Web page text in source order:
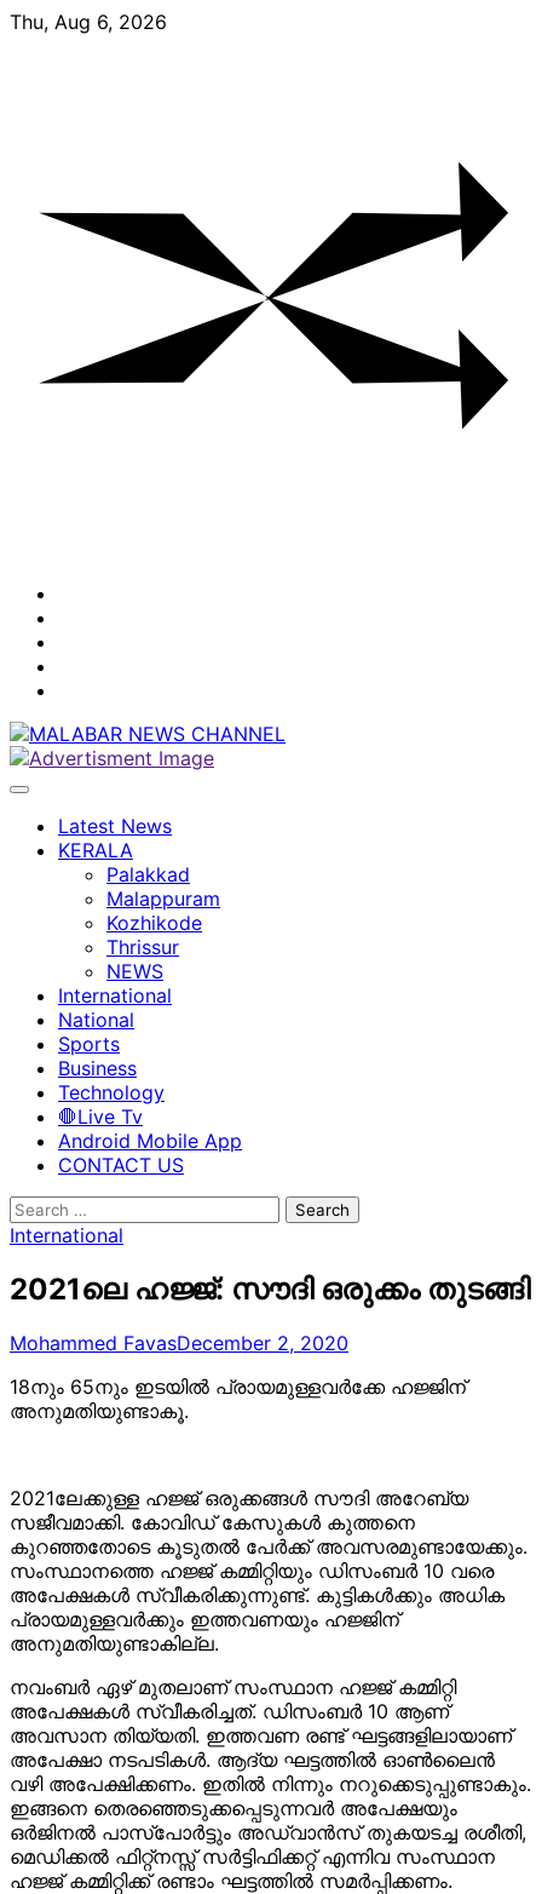
Skip
Thu, Aug 6, 2026
Latest News
KERALA
Palakkad
Malappuram
Kozhikode
Thrissur
NEWS
International
National
Sports
Business
Technology
🛑Live Tv
Android Mobile App
CONTACT US
Search
for:
International
2021ലെ ഹജ്ജ്: സൗദി ഒരുക്കം തുടങ്ങി
Mohammed FavasDecember 2, 2020
18നും 65നും ഇടയിൽ പ്രായമുള്ളവർക്കേ ഹജ്ജിന്
അനുമതിയുണ്ടാകൂ.
2021ലേക്കുള്ള ഹജ്ജ് ഒരുക്കങ്ങൾ സൗദി അറേബ്യ
സജീവമാക്കി. കോവിഡ് കേസുകൾ കുത്തനെ
കുറഞ്ഞതോടെ കൂടുതൽ പേർക്ക് അവസരമുണ്ടായേക്കും.
സംസ്ഥാനത്തെ ഹജ്ജ് കമ്മിറ്റിയും ഡിസംബർ 10 വരെ
അപേക്ഷകൾ സ്വീകരിക്കുന്നുണ്ട്. കുട്ടികൾക്കും അധിക
പ്രായമുള്ളവർക്കും ഇത്തവണയും ഹജ്ജിന്
അനുമതിയുണ്ടാകില്ല.
നവംബര്‍ ഏഴ് മുതലാണ് സംസ്ഥാന ഹജ്ജ് കമ്മിറ്റി
അപേക്ഷകൾ സ്വീകരിച്ചത്. ഡിസംബര്‍ 10 ആണ്
അവസാന തിയ്യതി. ഇത്തവണ രണ്ട് ഘട്ടങ്ങളിലായാണ്
അപേക്ഷാ നടപടികൾ. ആദ്യ ഘട്ടത്തില്‍ ഓൺലൈൻ
വഴി അപേക്ഷിക്കണം. ഇതിൽ നിന്നും നറുക്കെടുപ്പുണ്ടാകും.
ഇങ്ങനെ തെരഞ്ഞെടുക്കപ്പെടുന്നവർ അപേക്ഷയും
ഒര്‍ജിനല്‍ പാസ്പോര്‍ട്ടും അഡ്വാന്‍സ് തുകയടച്ച രശീതി,
മെഡിക്കല്‍ ഫിറ്റ്നസ്സ് സര്‍ട്ടിഫിക്കറ്റ് എന്നിവ സംസ്ഥാന
ഹജ്ജ് കമ്മിറ്റിക്ക് രണ്ടാം ഘട്ടത്തില്‍ സമര്‍പ്പിക്കണം.